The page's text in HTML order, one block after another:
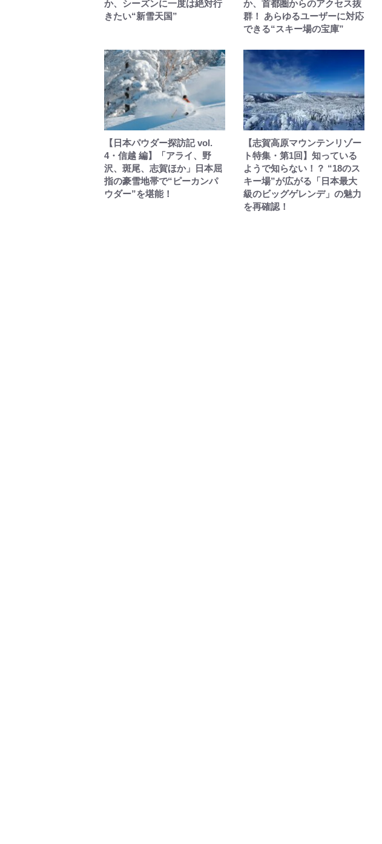
か、シーズンに一度は絶対行
きたい“新雪天国”
か、首都圏からのアクセス抜
群！ あらゆるユーザーに対応
できる“スキー場の宝庫”
【日本パウダー探訪記 vol.
4・信越 編】「アライ、野
沢、斑尾、志賀ほか」日本屈
指の豪雪地帯で“ピーカンパ
ウダー”を堪能！
【志賀高原マウンテンリゾー
ト特集・第1回】知っている
ようで知らない！？ “18のス
キー場”が広がる「日本最大
級のビッグゲレンデ」の魅力
を再確認！